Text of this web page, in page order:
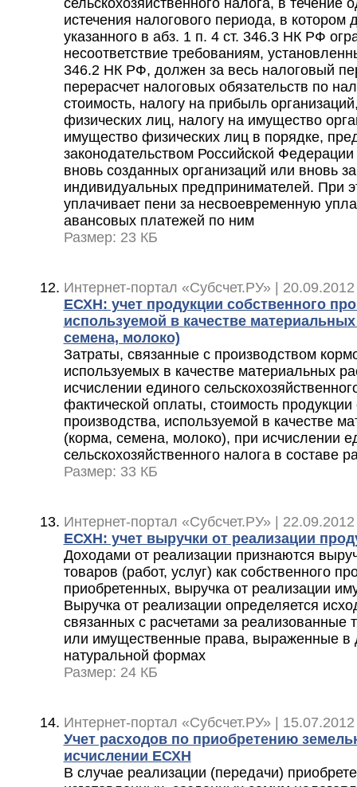
истечения налогового периода, в
указанного в абз. 1 п. 4 ст. 346.3 НК РФ
несоответствие требованиям,
346.2 НК РФ, должен за весь налоговый
перерасчет налоговых обязательств по
стоимость, налогу на прибыль
физических лиц, налогу на имущество
имущество физических лиц в порядке,
законодательством Российской
вновь созданных организаций или вновь
индивидуальных предпринимателей. При
уплачивает пени за несвоевременную
авансовых платежей по ним
Размер: 23 КБ
Интернет-портал «Субсчет.РУ» |
ЕСХН: учет продукции собственного
используемой в качестве
семена, молоко)
Затраты, связанные с производством
используемых в качестве материальных
исчислении единого
фактической оплаты, стоимость продукции
производства, используемой в качестве
(корма, семена, молоко), при исчислении
сельскохозяйственного налога в составе
Размер: 33 КБ
Интернет-портал «Субсчет.РУ» |
ЕСХН: учет выручки от реализации
Доходами от реализации признаются
товаров (работ, услуг) как собственного
приобретенных, выручка от реализации
Выручка от реализации определяется
связанных с расчетами за реализованные
или имущественные права, выраженные в
натуральной формах
Размер: 24 КБ
Интернет-портал «Субсчет.РУ» |
Учет расходов по приобретению
исчислении ЕСХН
В случае реализации (передачи)